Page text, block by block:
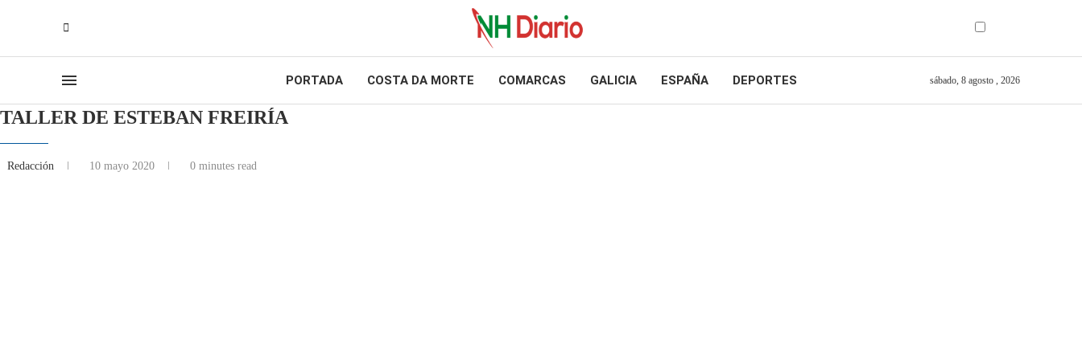
PORTADA COSTA DA MORTE COMARCAS GALICIA ESPAÑA DEPORTES sábado, 8 agosto , 2026
TALLER DE ESTEBAN FREIRÍA
Redacción 10 mayo 2020 0 minutes read